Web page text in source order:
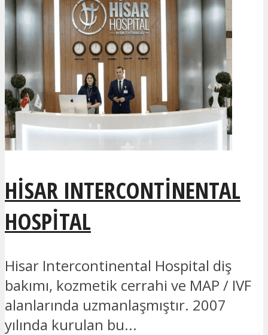
HISAR INTERCONTINENTAL
HOSPITAL
Hisar Intercontinental Hospital diş
bakımı, kozmetik cerrahi ve MAP / IVF
alanlarında uzmanlaşmıştır. 2007
yılında kurulan bu...